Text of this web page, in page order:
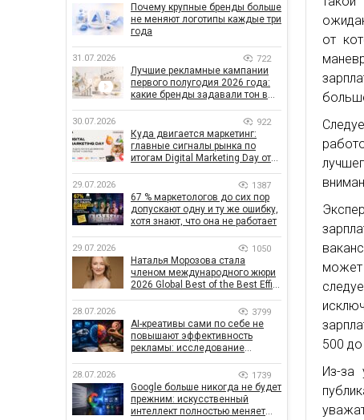
от
может
500
Из-за
Почему крупные бренды больше
не меняют логотипы каждые три
года
31.07.2026 722
Лучшие рекламные кампании
первого полугодия 2026 года:
какие бренды задавали тон в
30.07.2026 922
Куда двигается маркетинг:
главные сигналы рынка по
итогам Digital Marketing Day от
29.07.2026 1387
67 % маркетологов до сих пор
допускают одну и ту же ошибку,
хотя знают, что она не работает
29.07.2026 1050
Наталья Морозова стала
членом международного жюри
2026 Global Best of the Best Effie
28.07.2026 3799
AI-креативы сами по себе не
повышают эффективность
рекламы: исследование
влияет на эффективность
кампаний
28.07.2026 1739
Google больше никогда не будет
прежним: искусственный
интеллект полностью меняет